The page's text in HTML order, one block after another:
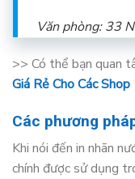
Văn phòng: 33
>> Có thể bạn quan
Giá Rẻ Cho Các Shop
Các phương
Khi nói đến in nhãn
chính được sử dụng